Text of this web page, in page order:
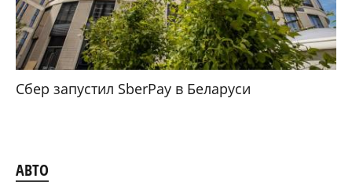
Сбер запустил SberPay в Беларуси
АВТО